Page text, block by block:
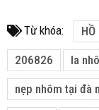
Từ khóa:
206826 la
nẹp nhôm tại đà